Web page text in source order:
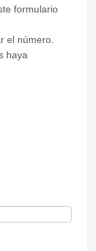
formulario
el número.
haya